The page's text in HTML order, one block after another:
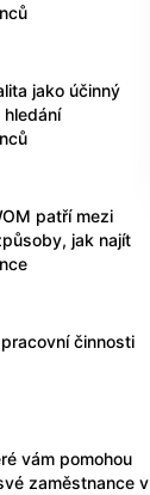
jako účinný
hledání
patří mezi
jak najít
činnosti
vám pomohou
zaměstnance v